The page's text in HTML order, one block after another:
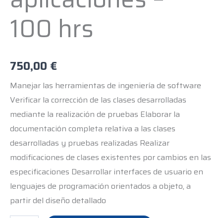
100 hrs
750,00 €
Manejar las herramientas de ingeniería de software
Verificar la corrección de las clases desarrolladas
mediante la realización de pruebas Elaborar la
documentación completa relativa a las clases
desarrolladas y pruebas realizadas Realizar
modificaciones de clases existentes por cambios en las
especificaciones Desarrollar interfaces de usuario en
lenguajes de programación orientados a objeto, a
partir del diseño detallado
desarrollo
de
aplicaciones
100
cantidad